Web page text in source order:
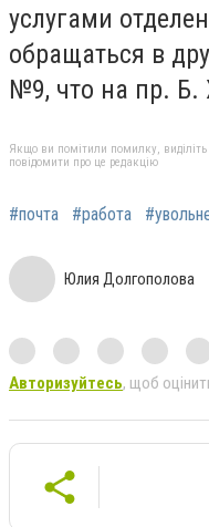
услугами
обращаться в
№9, что на пр. Б.
Якщо ви помітили помилку, виділіть
повідомити про це редакцію
#почта #работа
Юлия Долгополова
Авторизуйтесь, щоб